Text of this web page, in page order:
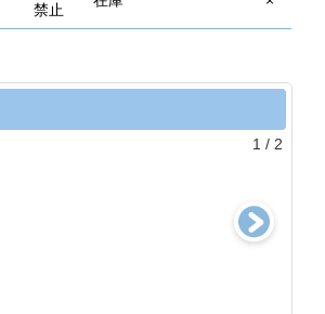
禁止
1 / 2